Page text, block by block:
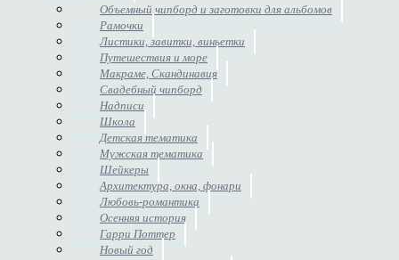
Объемный чипборд и заготовки для альбомов
Рамочки
Листики, завитки, виньетки
Путешествия и море
Макраме, Скандинавия
Свадебный чипборд
Надписи
Школа
Детская тематика
Мужская тематика
Шейкеры
Архитектура, окна, фонари
Любовь-романтика
Осенняя история
Гарри Поттер
Новый год